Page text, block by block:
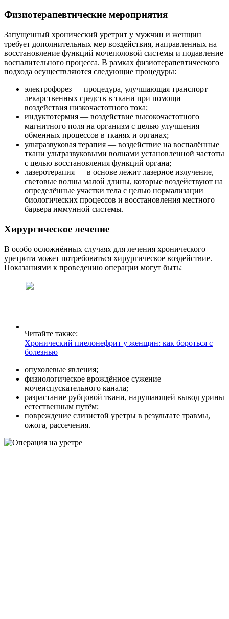
Физиотерапевтические мероприятия
Запущенный хронический уретрит у мужчин и женщин
требует дополнительных мер воздействия, направленных на
восстановление функций мочеполовой системы и подавление
воспалительного процесса. В рамках физиотерапевтического
подхода осуществляются следующие процедуры:
электрофорез — процедура, улучшающая транспорт
лекарственных средств в ткани при помощи
воздействия низкочастотного тока;
индуктотермия — воздействие высокочастотного
магнитного поля на организм с целью улучшения
обменных процессов в тканях и органах;
ультразвуковая терапия — воздействие на воспалённые
ткани ультразвуковыми волнами установленной частоты
с целью восстановления функций органа;
лазеротерапия — в основе лежит лазерное излучение,
световые волны малой длины, которые воздействуют на
определённые участки тела с целью нормализации
биологических процессов и восстановления местного
барьера иммунной системы.
Хирургическое лечение
В особо осложнённых случаях для лечения хронического
уретрита может потребоваться хирургическое воздействие.
Показаниями к проведению операции могут быть:
Читайте также:
Хронический пиелонефрит у женщин: как бороться с
болезнью
опухолевые явления;
физиологическое врождённое сужение
мочеиспускательного канала;
разрастание рубцовой ткани, нарушающей вывод урины
естественным путём;
повреждение слизистой уретры в результате травмы,
ожога, рассечения.